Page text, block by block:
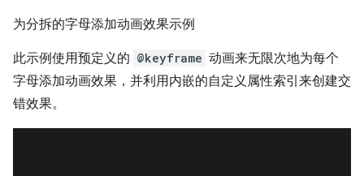
为分拆的字母添加动画效果示例
此示例使用预定义的 @keyframe 动画来无限次地为每个
字母添加动画效果，并利用内嵌的自定义属性索引来创建交
错效果。